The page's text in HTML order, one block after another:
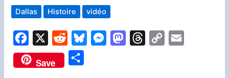
Dallas
Histoire vidéo
a
c
e
d
M
M
C
Save